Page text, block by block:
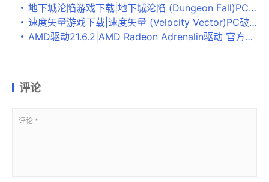
地下城沦陷游戏下载|地下城沦陷 (Dungeon Fall)PC破解版下载
速度矢量游戏下载|速度矢量 (Velocity Vector)PC破解版下载
AMD驱动21.6.2|AMD Radeon Adrenalin驱动 官方版v21.6.2下载
评论